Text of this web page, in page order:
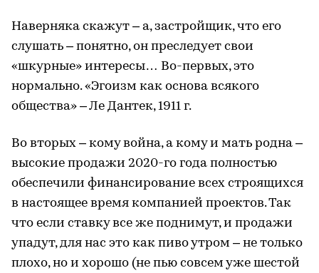
Наверняка скажут – а, застройщик, что его
слушать – понятно, он преследует свои
«шкурные» интересы… Во-первых, это
нормально. «Эгоизм как основа всякого
общества» – Ле Дантек, 1911 г.
Во вторых – кому война, а кому и мать родна –
высокие продажи 2020-го года полностью
обеспечили финансирование всех строящихся
в настоящее время компанией проектов. Так
что если ставку все же поднимут, и продажи
упадут, для нас это как пиво утром – не только
плохо, но и хорошо (не пью совсем уже шестой